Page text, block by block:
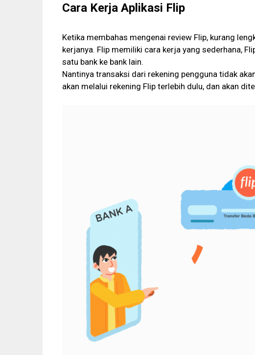
Cara Kerja Aplikasi Flip
Ketika membahas mengenai review Flip, kurang
kerjanya. Flip memiliki cara kerja yang sederhana,
satu bank ke bank lain.
Nantinya transaksi dari rekening pengguna tidak
akan melalui rekening Flip terlebih dulu, dan akan